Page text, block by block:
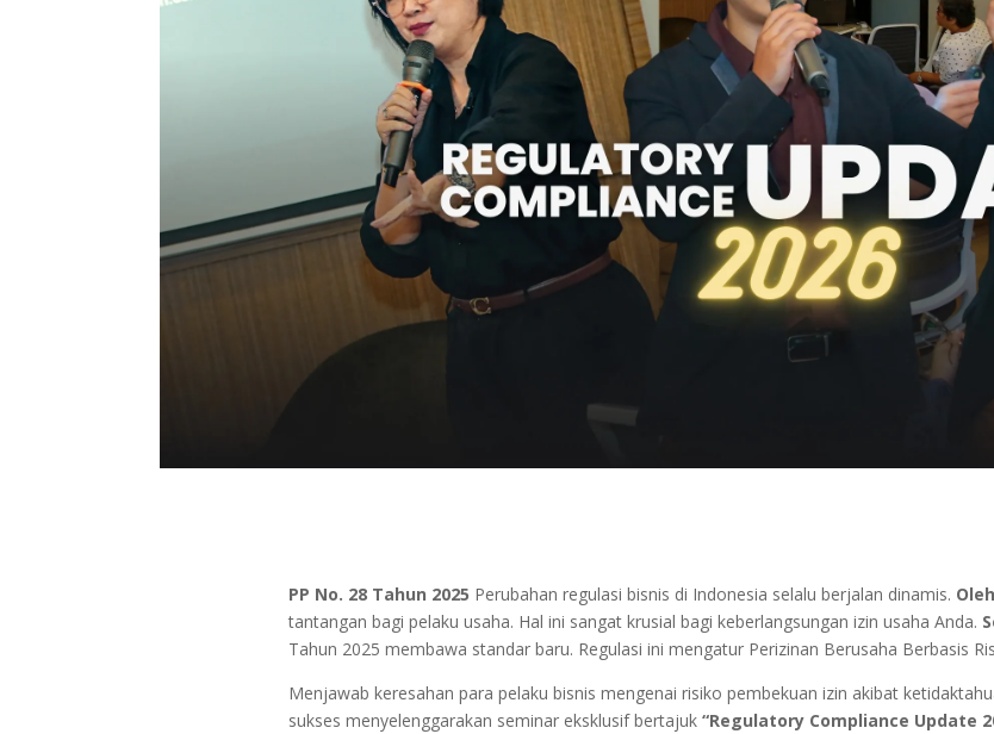
PP No. 28 Tahun 2025 Perubahan regulasi bisnis di Indonesia selalu berjalan dinamis.
tantangan bagi pelaku usaha. Hal ini sangat krusial bagi keberlangsungan izin usaha Anda.
Tahun 2025 membawa standar baru. Regulasi ini mengatur Perizinan Berusaha Berbasis
Menjawab keresahan para pelaku bisnis mengenai risiko pembekuan izin akibat
sukses menyelenggarakan seminar eksklusif bertajuk “Regulatory Compliance Update